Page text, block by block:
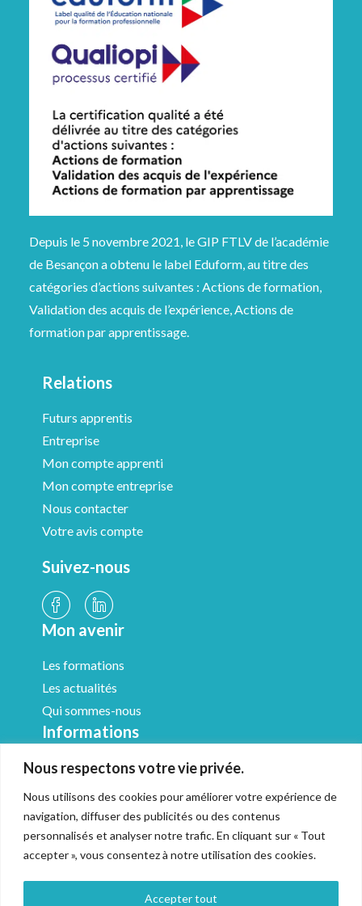
Nous respectons votre vie privée.
Nous utilisons des cookies pour améliorer votre expérience de
navigation, diffuser des publicités ou des contenus
personnalisés et analyser notre trafic. En cliquant sur « Tout
accepter », vous consentez à notre utilisation des cookies.
Accepter tout
Depuis le 5 novembre 2021, le GIP FTLV de l’académie
de Besançon a obtenu le label Eduform, au titre des
catégories d’actions suivantes : Actions de formation,
Validation des acquis de l’expérience, Actions de
formation par apprentissage.
Relations
Futurs apprentis
Entreprise
Mon compte apprenti
Mon compte entreprise
Nous contacter
Votre avis compte
Suivez-nous
Mon avenir
Les formations
Les actualités
Qui sommes-nous
Informations
Médiathèque
Mentions légales
CGV & Médiation
Politique de confidentialité
Accessibilité
Gestion des cookies